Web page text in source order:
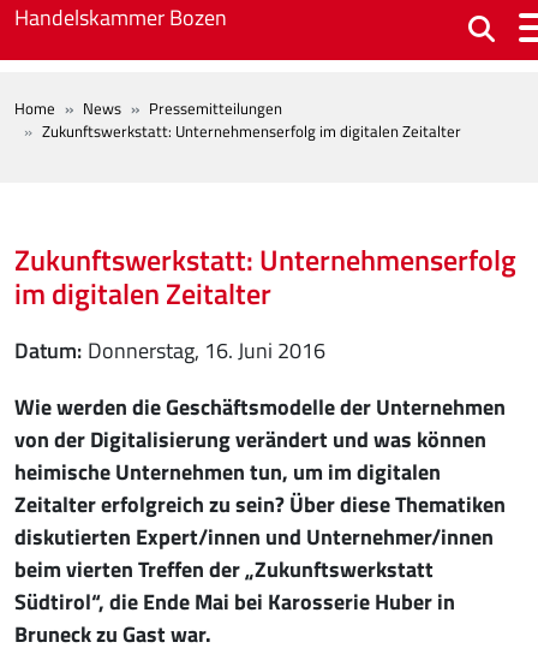
Skip to main content
Handelskammer Bozen
BREADCRUMB
Home News
Pressemitteilungen
Zukunftswerkstatt: Unternehmenserfolg im digitalen Zeitalter
Zukunftswerkstatt: Unternehmenserfolg
im digitalen Zeitalter
Datum Donnerstag, 16. Juni 2016
Wie werden die Geschäftsmodelle der Unternehmen
von der Digitalisierung verändert und was können
heimische Unternehmen tun, um im digitalen
Zeitalter erfolgreich zu sein? Über diese Thematiken
diskutierten Expert/innen und Unternehmer/innen
beim vierten Treffen der „Zukunftswerkstatt
Südtirol“, die Ende Mai bei Karosserie Huber in
Bruneck zu Gast war.